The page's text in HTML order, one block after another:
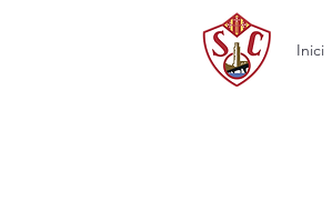
Inici